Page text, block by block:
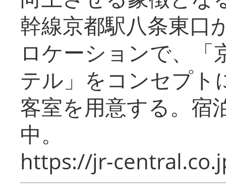
幹線京都駅八条東口
ロケーションで、「
テル」をコンセプト
客室を用意する。宿
中。
https://jr-